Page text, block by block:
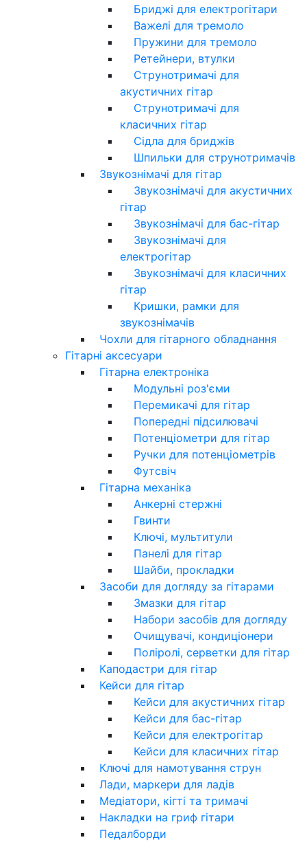
Бриджі для електрогітари
Важелі для тремоло
Пружини для тремоло
Ретейнери, втулки
Струнотримачі для
акустичних гітар
Струнотримачі для
класичних гітар
Сідла для бриджів
Шпильки для струнотримачів
Звукознімачі для гітар
Звукознімачі для акустичних
гітар
Звукознімачі для бас-гітар
Звукознімачі для
електрогітар
Звукознімачі для класичних
гітар
Кришки, рамки для
звукознімачів
Чохли для гітарного обладнання
Гітарні аксесуари
Гітарна електроніка
Модульні роз'єми
Перемикачі для гітар
Попередні підсилювачі
Потенціометри для гітар
Ручки для потенціометрів
Футсвіч
Гітарна механіка
Анкерні стержні
Гвинти
Ключі, мультитули
Панелі для гітар
Шайби, прокладки
Засоби для догляду за гітарами
Змазки для гітар
Набори засобів для догляду
Очищувачі, кондиціонери
Поліролі, серветки для гітар
Каподастри для гітар
Кейси для гітар
Кейси для акустичних гітар
Кейси для бас-гітар
Кейси для електрогітар
Кейси для класичних гітар
Ключі для намотування струн
Лади, маркери для ладів
Медіатори, кігті та тримачі
Накладки на гриф гітари
Педалборди